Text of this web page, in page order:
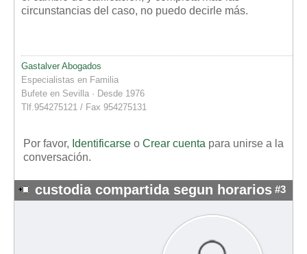
circunstancias del caso, no puedo decirle más.
Gastalver Abogados
Especialistas en Familia
Bufete en Sevilla · Desde 1976
Tlf.954275121 / Fax 954275131
Por favor, Identificarse o Crear cuenta para unirse a la
conversación.
custodia compartida segun horarios #3